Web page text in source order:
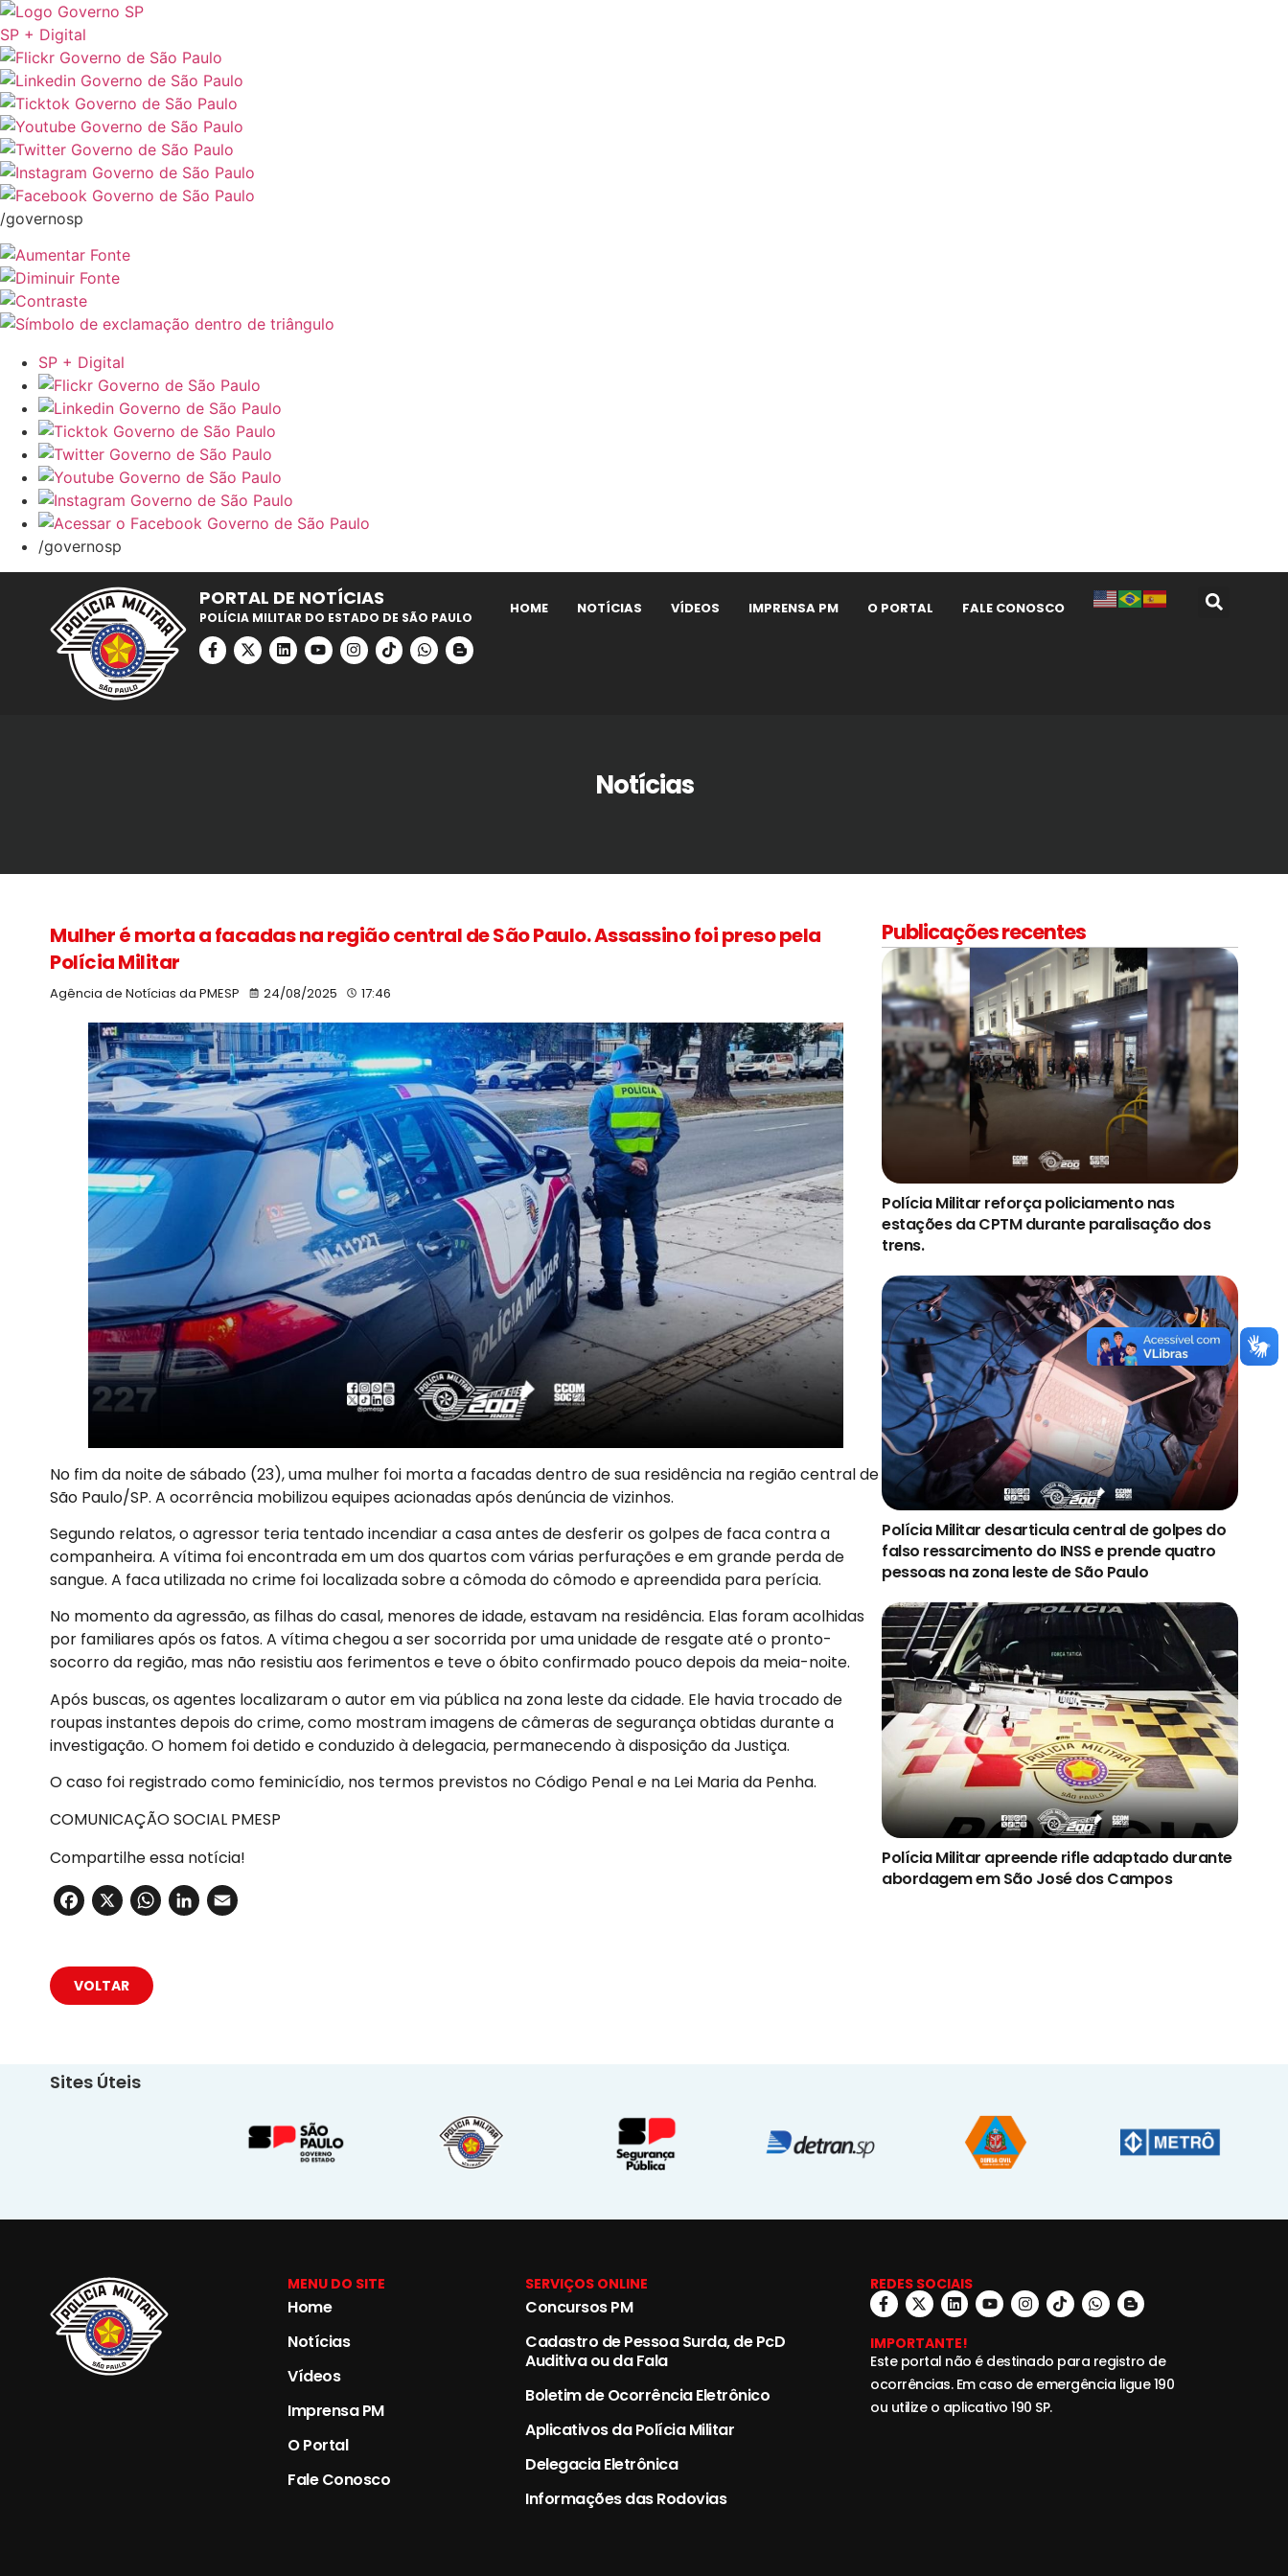
SP + Digital
/governosp
SP + Digital
/governosp
PORTAL DE NOTÍCIAS
POLÍCIA MILITAR DO ESTADO DE SÃO PAULO
HOME NOTÍCIAS VÍDEOS IMPRENSA PM O PORTAL FALE CONOSCO
Notícias
Mulher é morta a facadas na região central de São Paulo. Assassino foi preso pela
Polícia Militar
Agência de Notícias da PMESP 24/08/2025 17:46
No fim da noite de sábado (23), uma mulher foi morta a facadas dentro de sua residência na região central de
São Paulo/SP. A ocorrência mobilizou equipes acionadas após denúncia de vizinhos.
Segundo relatos, o agressor teria tentado incendiar a casa antes de desferir os golpes de faca contra a
companheira. A vítima foi encontrada em um dos quartos com várias perfurações e em grande perda de
sangue. A faca utilizada no crime foi localizada sobre a cômoda do cômodo e apreendida para perícia.
No momento da agressão, as filhas do casal, menores de idade, estavam na residência. Elas foram acolhidas
por familiares após os fatos. A vítima chegou a ser socorrida por uma unidade de resgate até o pronto-
socorro da região, mas não resistiu aos ferimentos e teve o óbito confirmado pouco depois da meia-noite.
Após buscas, os agentes localizaram o autor em via pública na zona leste da cidade. Ele havia trocado de
roupas instantes depois do crime, como mostram imagens de câmeras de segurança obtidas durante a
investigação. O homem foi detido e conduzido à delegacia, permanecendo à disposição da Justiça.
O caso foi registrado como feminicídio, nos termos previstos no Código Penal e na Lei Maria da Penha.
COMUNICAÇÃO SOCIAL PMESP
Compartilhe essa notícia!
Facebook
X WhatsApp
LinkedIn
Publicações recentes
Polícia Militar reforça policiamento nas
estações da CPTM durante paralisação dos
trens.
Polícia Militar desarticula central de golpes do
falso ressarcimento do INSS e prende quatro
pessoas na zona leste de São Paulo
Polícia Militar apreende rifle adaptado durante
abordagem em São José dos Campos
VOLTAR
Sites Úteis
MENU DO SITE
Home
Notícias
Vídeos
Imprensa PM
O Portal
Fale Conosco
SERVIÇOS ONLINE
Concursos PM
Cadastro de Pessoa Surda, de PcD
Auditiva ou da Fala
Boletim de Ocorrência Eletrônico
Aplicativos da Polícia Militar
Delegacia Eletrônica
Informações das Rodovias
REDES SOCIAIS
IMPORTANTE!
Este portal não é destinado para registro de
ocorrências. Em caso de emergência ligue 190
ou utilize o aplicativo 190 SP.